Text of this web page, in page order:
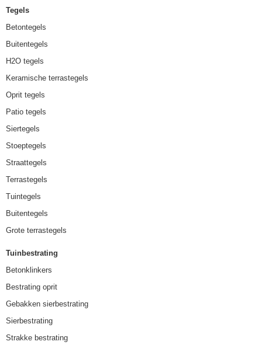
Tegels
Betontegels
Buitentegels
H2O tegels
Keramische terrastegels
Oprit tegels
Patio tegels
Siertegels
Stoeptegels
Straattegels
Terrastegels
Tuintegels
Buitentegels
Grote terrastegels
Tuinbestrating
Betonklinkers
Bestrating oprit
Gebakken sierbestrating
Sierbestrating
Strakke bestrating